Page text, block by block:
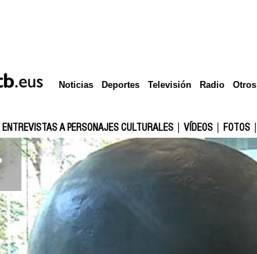
Noticias Deportes Televisión Radio Otros
ENTREVISTAS A PERSONAJES CULTURALES VÍDEOS FOTOS